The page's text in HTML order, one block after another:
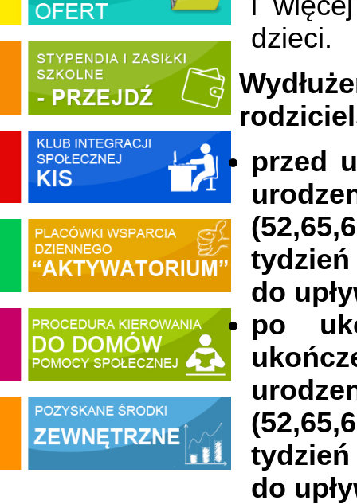
dzieci.
przed
do
po
do